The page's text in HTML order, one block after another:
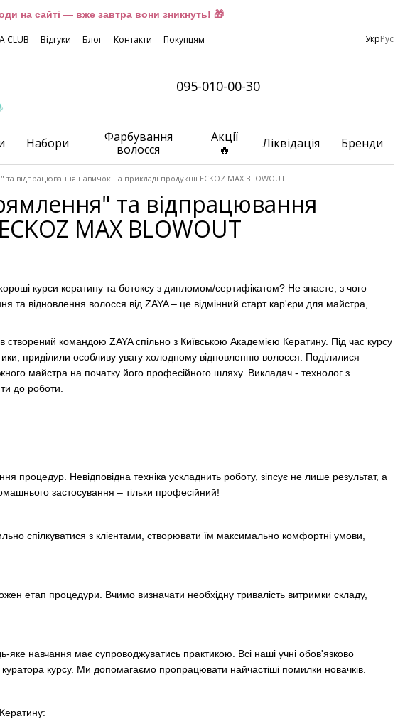
на сайті — вже завтра вони зникнуть! 🎁
CLUB Відгуки Блог Контакти Покупцям УкрРус
095-010-00-30
Набори
Фарбування
волосся
Акції
🔥
Ліквідація Бренди
відпрацювання навичок на прикладі продукції ECKOZ MAX BLOWOUT
та відпрацювання
MAX BLOWOUT
курси кератину та ботоксу з дипломом/сертифікатом? Не знаєте, з чого
та відновлення волосся від ZAYA – це відмінний старт кар'єри для майстра,
створений командою ZAYA спільно з Київською Академією Кератину. Під час курсу
, приділили особливу увагу холодному відновленню волосся. Поділилися
майстра на початку його професійного шляху. Викладач - технолог з
до роботи.
процедур. Невідповідна техніка ускладнить роботу, зіпсує не лише результат, а
застосування – тільки професійний!
спілкуватися з клієнтами, створювати їм максимально комфортні умови,
етап процедури. Вчимо визначати необхідну тривалість витримки складу,
-яке навчання має супроводжуватись практикою. Всі наші учні обов'язково
курсу. Ми допомагаємо пропрацювати найчастіші помилки новачків.